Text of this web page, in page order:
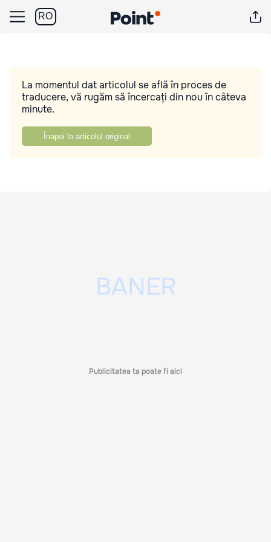
RO
La momentul dat articolul se află în proces de
traducere, vă rugăm să încercați din nou în câteva
minute.
Înapoi la articolul original
Publicitatea ta poate fi aici